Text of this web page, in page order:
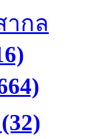
ากล
(32)